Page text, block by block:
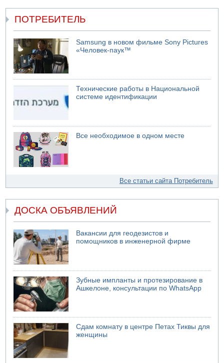
ПОТРЕБИТЕЛЬ
Samsung в новом фильме Sony Pictures
«Человек-паук™
Технические работы в Национальной
системе идентификации
Все необходимое в одном месте
Все статьи сайта Потребитель
ДОСКА ОБЪЯВЛЕНИЙ
Вакансии для геодезистов и
помощников в инженерной фирме
Зубные импланты и протезирование в
Ашкелоне, консультации по WhatsApp
Сдам комнату в центре Петах Тиквы для
женщины